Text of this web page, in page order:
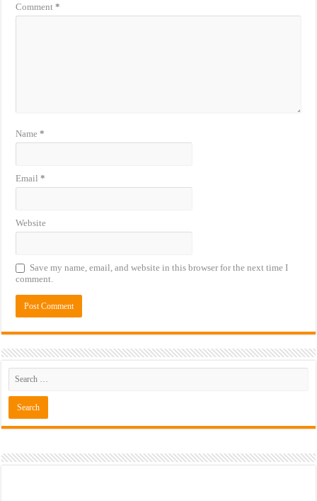
Comment*
Name*
Email*
Website
Save my name, email, and website in this browser for the next time I
comment.